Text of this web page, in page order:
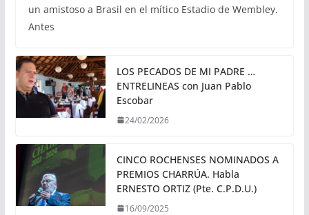
un amistoso a Brasil en el mítico Estadio de Wembley.
Antes
LOS PECADOS DE MI PADRE …
ENTRELINEAS con Juan Pablo
Escobar
24/02/2026
CINCO ROCHENSES NOMINADOS A
PREMIOS CHARRÚA. Habla
ERNESTO ORTIZ (Pte. C.P.D.U.)
16/09/2025